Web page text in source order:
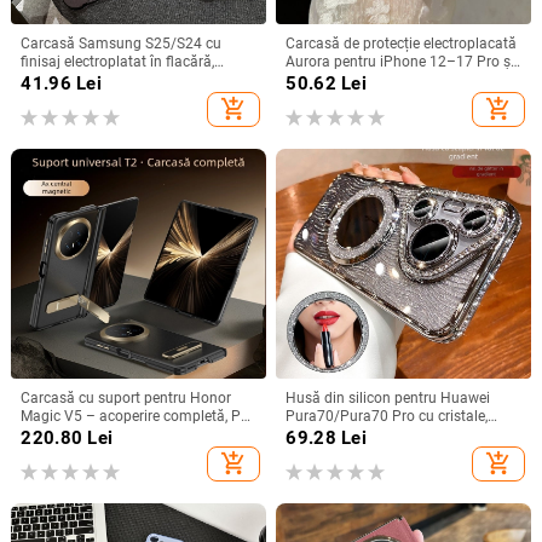
Carcasă Samsung S25/S24 cu
finisaj electroplatat în flacără,
design decupat, compatibilă cu
41.96 Lei
add_shopping_cart
Carcasă de protecție electroplacată
Aurora pentru iPhone 12–17 Pro și
Pro Max, acoperire completă, anti-
50.62 Lei
add_shopping_cart
Carcasă cu suport pentru Honor
Magic V5 – acoperire completă, PC
mat, anti-cădere, anti-amprente
220.80 Lei
add_shopping_cart
Husă din silicon pentru Huawei
Pura70/Pura70 Pro cu cristale,
transparentă, estetică, suport
încorporat și disipare a căldurii
69.28 Lei
add_shopping_cart